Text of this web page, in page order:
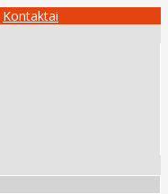
Kontaktai